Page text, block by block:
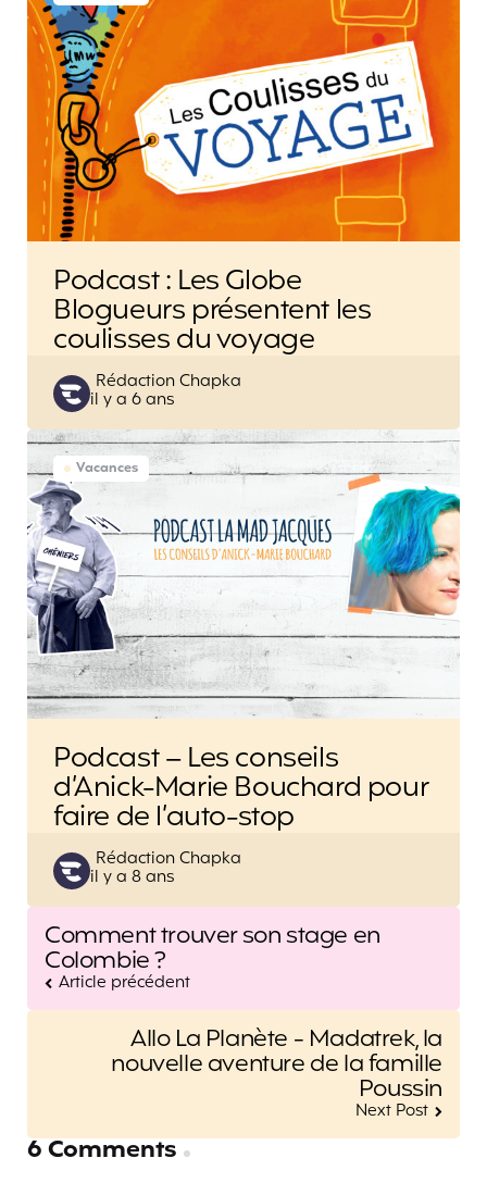
Podcast : Les Globe
Blogueurs présentent les
coulisses du voyage
Posted
by
Rédaction Chapka
il y a 6 ans
Vacances
Podcast – Les conseils
d’Anick-Marie Bouchard pour
faire de l’auto-stop
Posted
by
Rédaction Chapka
il y a 8 ans
Post
navigation
Comment trouver son stage en
Colombie ?
Article précédent
Allo La Planète - Madatrek, la
nouvelle aventure de la famille
Poussin
Next Post
6 Comments